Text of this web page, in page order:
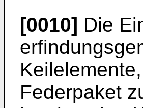
[0010] Die
Federpaket